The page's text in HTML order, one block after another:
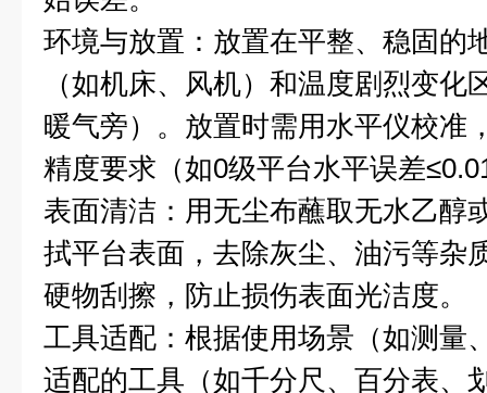
环境与放置：放置在平整、稳固的
（如机床、风机）和温度剧烈变化
暖气旁）。放置时需用水平仪校准
精度要求（如0级平台水平误差
表面清洁：用无尘布蘸取无水乙醇
拭平台表面，去除灰尘、油污等杂
硬物刮擦，防止损伤表面光洁度。
工具适配：根据使用场景（如测量
适配的工具（如千分尺、百分表、